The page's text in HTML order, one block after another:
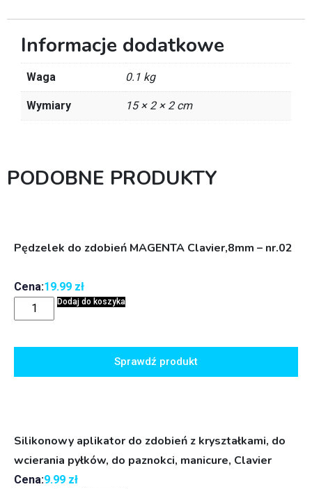
Informacje dodatkowe
Waga 0.1 kg
Wymiary 15 × 2 × 2 cm
PODOBNE PRODUKTY
Pędzelek do zdobień MAGENTA Clavier,8mm – nr.02
Cena:19.99 zł
Dodaj do koszyka
Sprawdź produkt
Silikonowy aplikator do zdobień z kryształkami, do
wcierania pyłków, do paznokci, manicure, Clavier
Cena:9.99 zł